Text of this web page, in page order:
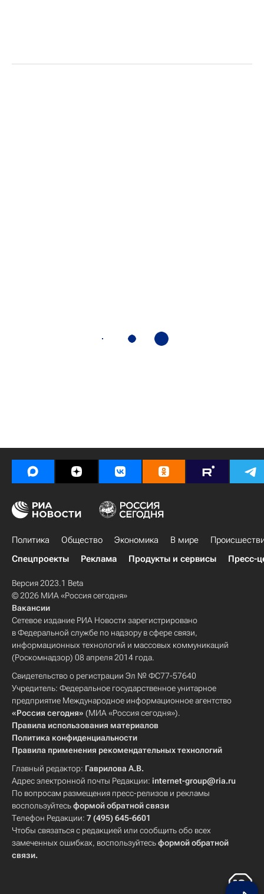
Политика Общество Экономика В мире
Спецпроекты
Реклама Продукты и сервисы Пресс-
Версия 2023.1 Beta
© 2026 МИА «Россия сегодня»
Вакансии
Сетевое издание РИА Новости зарегистрировано
в Федеральной службе по надзору в сфере связи,
информационных технологий и массовых коммуникаций
(Роскомнадзор) 08 апреля 2014 года.
Свидетельство о регистрации Эл № ФС77-57640
Учредитель: Федеральное государственное унитарное
предприятие Международное информационное агентство
«Россия сегодня» (МИА «Россия сегодня»).
Правила использования материалов
Политика конфиденциальности
Правила применения рекомендательных технологий
Главный редактор: Гаврилова А.В.
Адрес электронной почты Редакции: internet-group@ria.ru
По вопросам размещения пресс-релизов и рекламы
воспользуйтесьформой обратной связи
Телефон Редакции: 7 (495) 645-6601
Чтобы связаться с редакцией или сообщить обо всех
замеченных ошибках, воспользуйтесьформой обратной
связи.